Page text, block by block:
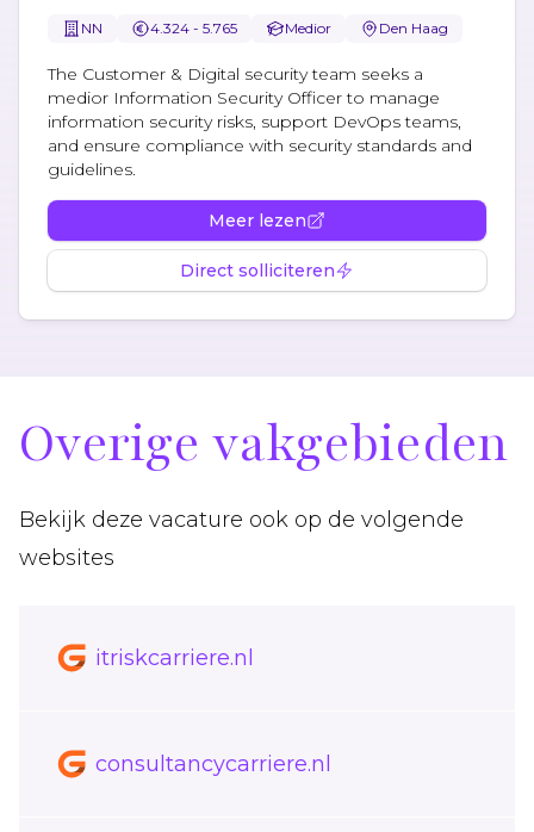
NN 4.324 - 5.765 Medior Den Haag
The Customer & Digital security team seeks a
medior Information Security Officer to manage
information security risks, support DevOps teams,
and ensure compliance with security standards and
guidelines.
Meer lezen
Direct solliciteren
Overige vakgebieden
Bekijk deze vacature ook op de volgende
websites
itriskcarriere.nl
consultancycarriere.nl